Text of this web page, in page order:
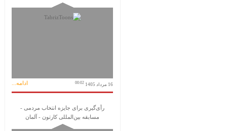
16 مرداد 1405 00:02 ادامه...
رأی‌گیری برای جایزه انتخاب مردمی -
مسابقه بین‌المللی کارتون - آلمان